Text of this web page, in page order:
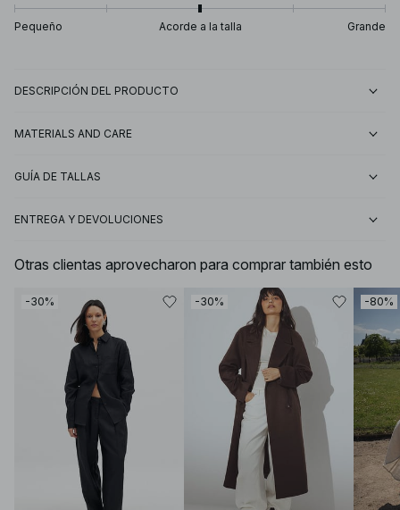
Pequeño Acorde a la talla Grande
DESCRIPCIÓN DEL PRODUCTO
MATERIALS AND CARE
GUÍA DE TALLAS
ENTREGA Y DEVOLUCIONES
Otras clientas aprovecharon para comprar también esto
-30% -30% -80%